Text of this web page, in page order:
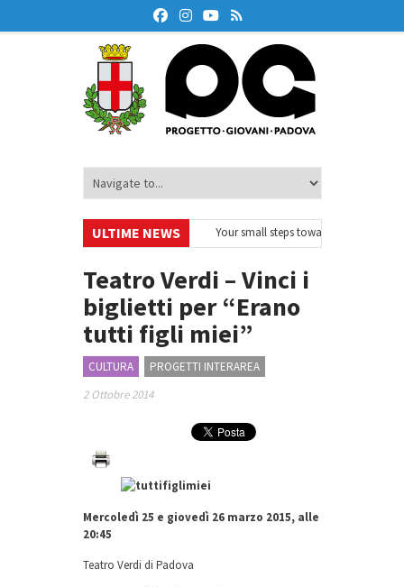
ULTIME NEWS
– Ciclo di webinar •
Your small steps towards sustainability
finanziaria
• Oxford Debate Lab – Borse di studio 2026/27
Teatro Verdi – Vinci i
biglietti per “Erano
tutti figli miei”
CULTURA
PROGETTI INTERAREA
2 Ottobre 2014
Mercoledì 25 e giovedì 26 marzo 2015, alle
20:45
Teatro Verdi di Padova